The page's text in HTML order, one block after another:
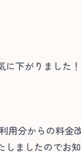
下がりました！
用分からの料金
ましたのでお